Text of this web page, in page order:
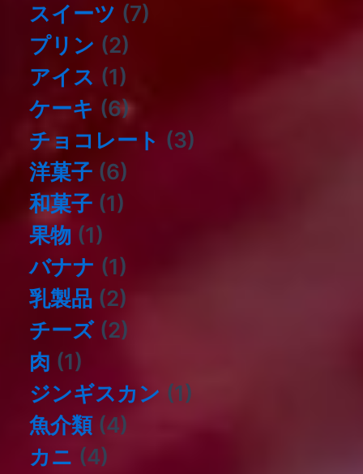
スイーツ (7)
プリン (2)
アイス (1)
ケーキ (6)
チョコレート (3)
洋菓子 (6)
和菓子 (1)
果物 (1)
バナナ (1)
乳製品 (2)
チーズ(2)
肉 (1)
ジンギスカン (1)
⿂介類(4)
カニ (4)